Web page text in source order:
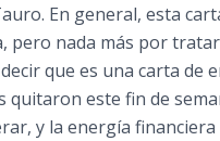
En general, esta
pero nada más por
que es una carta de
quitaron este fin de
y la energía financiera